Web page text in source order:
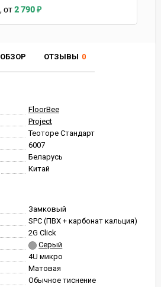
ОБЗОР ОТЗЫВЫ 0
FloorBee
Project
Теоторе Стандарт
6007
Беларусь
Китай
Замковый
SPC (ПВХ + карбонат кальция)
2G Click
Серый
4U микро
Матовая
Обычное тиснение
2 790₽